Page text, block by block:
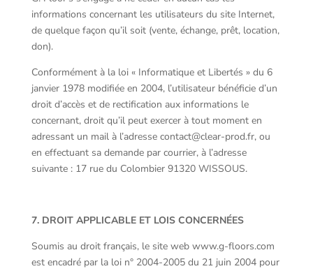
informations concernant les utilisateurs du site Internet,
de quelque façon qu’il soit (vente, échange, prêt, location,
don).
Conformément à la loi « Informatique et Libertés » du 6
janvier 1978 modifiée en 2004, l’utilisateur bénéficie d’un
droit d’accès et de rectification aux informations le
concernant, droit qu’il peut exercer à tout moment en
adressant un mail à l’adresse contact@clear-prod.fr, ou
en effectuant sa demande par courrier, à l’adresse
suivante : 17 rue du Colombier 91320 WISSOUS.
7. DROIT APPLICABLE ET LOIS CONCERNÉES
Soumis au droit français, le site web www.g-floors.com
est encadré par la loi n° 2004-2005 du 21 juin 2004 pour